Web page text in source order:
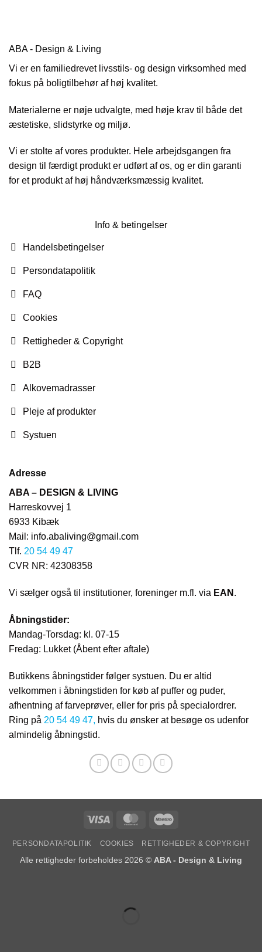
Mulighederne
kan
på
kan
varesiden
ABA - Design & Living
Vi er en familiedrevet livsstils- og design virksomhed med
fokus på boligtilbehør af høj kvalitet.
Materialerne er nøje udvalgte, med høje krav til både det
æstetiske, slidstyrke og miljø.
Vi er stolte af vores produkter. Hele arbejdsgangen fra
design til færdigt produkt er udført af os, og er din garanti
for et produkt af høj håndværksmæssig kvalitet.
Info & betingelser
Handelsbetingelser
Persondatapolitik
FAQ
Cookies
Rettigheder & Copyright
B2B
Alkovemadrasser
Pleje af produkter
Systuen
Adresse
ABA – DESIGN & LIVING
Harreskovvej 1
6933 Kibæk
Mail: info.abaliving@gmail.com
Tlf. 20 54 49 47
CVR NR: 42308358
Vi sælger også til institutioner, foreninger m.fl. via EAN .
Åbningstider:
Mandag-Torsdag: kl. 07-15
Fredag: Lukket (Åbent efter aftale)
Butikkens åbningstider følger systuen. Du er altid
velkommen i åbningstiden for køb af puffer og puder,
afhentning af farveprøver, eller for pris på specialordrer.
Ring på 20 54 49 47, hvis du ønsker at besøge os udenfor
almindelig åbningstid.
Visa MasterCard
PERSONDATAPOLITIK COOKIES RETTIGHEDER & COPYRIGHT
Alle rettigheder forbeholdes 2026 © ABA - Design & Living